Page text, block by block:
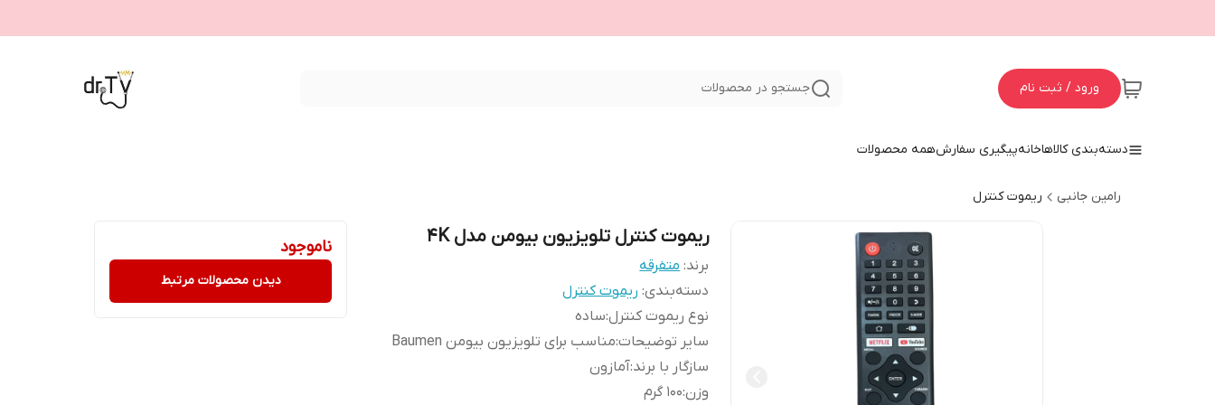
ورود / ثبت نام جستجو در محصولات
دسته‌بندی کالاهاخانهپیگیری سفارشهمه محصولات
رامین جانبی ریموت کنترل
ریموت کنترل تلویزیون بیومن مدل 4K
برند: متفرقه
دسته‌بندی: ریموت کنترل
نوع ریموت کنترل:ساده
سایر توضیحات:مناسب برای تلویزیون بیومن Baumen
سازگار با برند:آمازون
وزن:100 گرم
ناموجود
دیدن محصولات مرتبط